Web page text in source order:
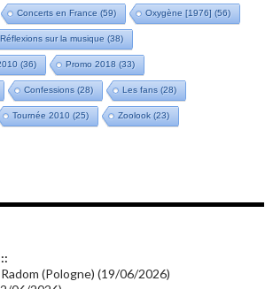
Concerts en France (59) Oxygène [1976] (56)
Réflexions sur la musique (38)
(36) Promo 2018 (33)
Confessions (28) Les fans (28)
Tournée 2010 (25) Zoolook (23)
Vidéo Jarrecast (16) Synthé 80's
(Pologne) (19/06/2026)